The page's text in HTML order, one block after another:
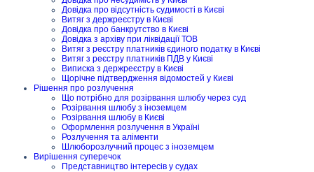
Довідка про відсутність судимості в Києві
Витяг з держреєстру в Києві
Довідка про банкрутство в Києві
Довідка з архіву при ліквідації ТОВ
Витяг з реєстру платників єдиного податку в Києві
Витяг з реєстру платників ПДВ у Києві
Виписка з держреєстру в Києві
Щорічне підтвердження відомостей у Києві
Рішення про розлучення
Що потрібно для розірвання шлюбу через суд
Розірвання шлюбу з іноземцем
Розірвання шлюбу в Києві
Оформлення розлучення в Україні
Розлучення та аліменти
Шлюборозлучний процес з іноземцем
Вирішення суперечок
Представництво інтересів у судах